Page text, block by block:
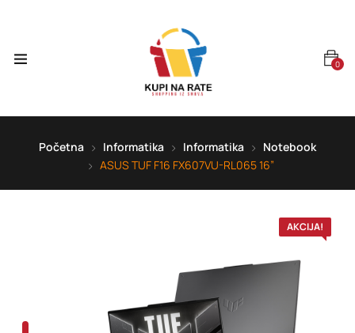
0
Početna Informatika Informatika
Notebook
ASUS TUF F16 FX607VU-RL065 16”
AKCIJA!